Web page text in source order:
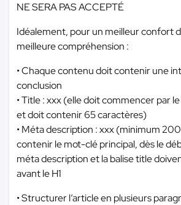
NE SERA PAS ACCEPTÉ
Idéalement, pour un meilleur confort
meilleure compréhension :
• Chaque contenu doit contenir une
conclusion
• Title : xxx (elle doit commencer par
et doit contenir 65 caractères)
• Méta description : xxx (minimum
contenir le mot-clé principal, dès le
méta description et la balise title
avant le H1
• Structurer l’article en plusieurs